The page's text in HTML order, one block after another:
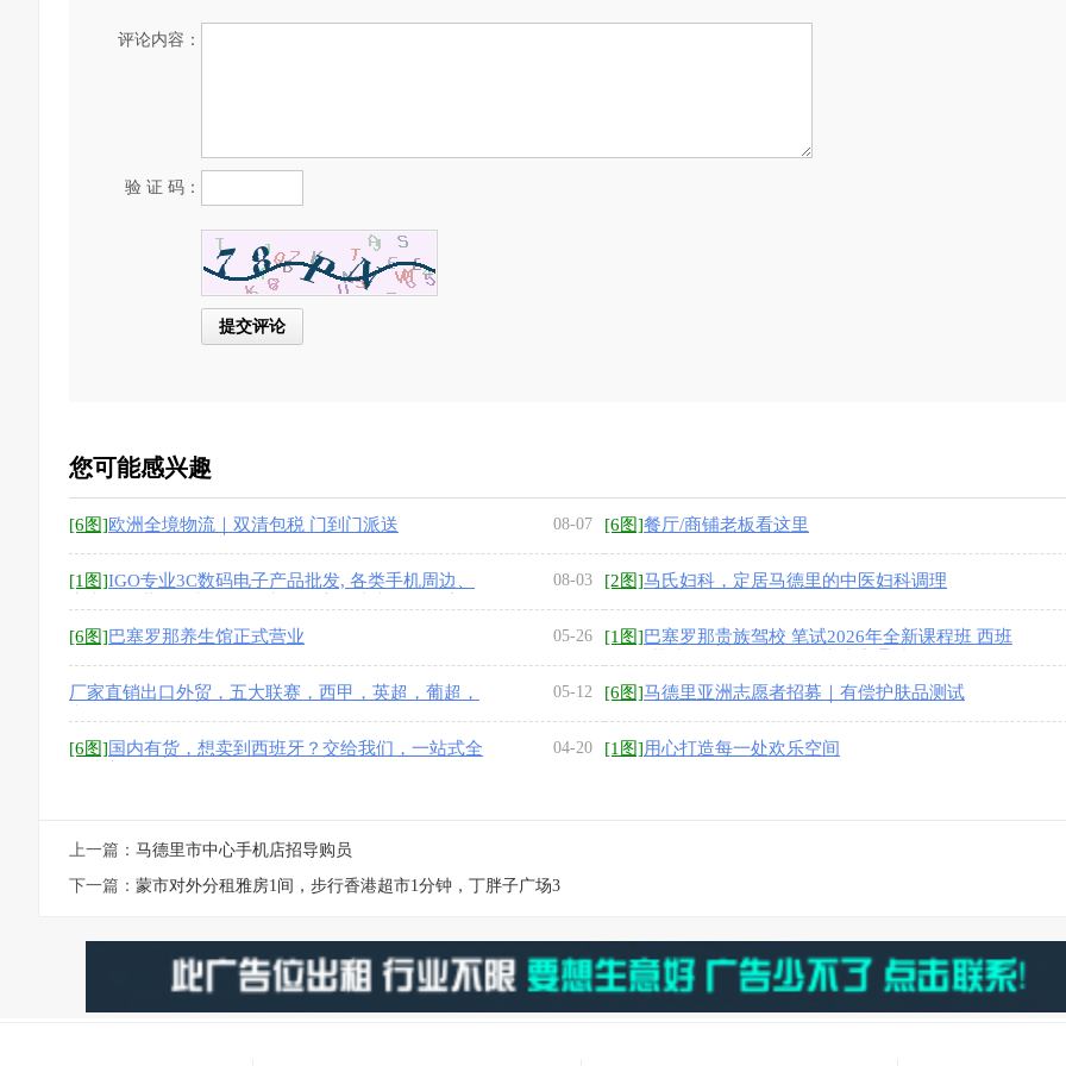
评论内容：
验 证 码：
您可能感兴趣
[6图]欧洲全境物流｜双清包税 门到门派送 08-07 [6图]餐厅/商铺老板看这里
[1图]IGO专业3C数码电子产品批发, 各类手机周边、
08-03 [2图]马氏妇科，定居马德里的中医妇科调理
[6图]巴塞罗那养生馆正式营业 05-26 [1图]巴塞罗那贵族驾校 笔试2026年全新课程班 西班
厂家直销出口外贸，五大联赛，西甲，英超，葡超，
05-12 [6图]马德里亚洲志愿者招募｜有偿护肤品测试
[6图] 国内有货，想卖到西班牙？交给我们，一站式全
04-20 [1图]用心打造每一处欢乐空间
上一篇： 马德里市中心手机店招导购员
下一篇： 蒙市对外分租雅房1间，步行香港超市1分钟，丁胖子广场3